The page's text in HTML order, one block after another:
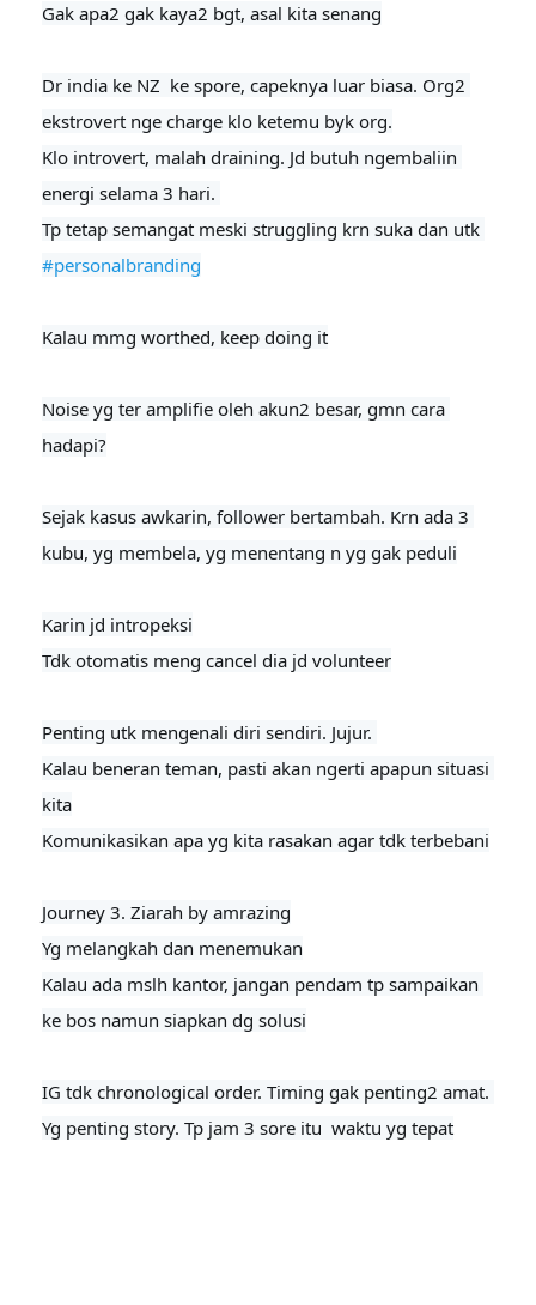
Gak apa2 gak kaya2 bgt, asal kita senang
Dr india ke NZ  ke spore, capeknya luar biasa. Org2
ekstrovert nge charge klo ketemu byk org.
Klo introvert, malah draining. Jd butuh ngembaliin
energi selama 3 hari.
#personalbranding
Kalau mmg worthed, keep doing it
Noise yg ter amplifie oleh akun2 besar, gmn cara
hadapi?
Sejak kasus awkarin, follower bertambah. Krn ada 3
kubu, yg membela, yg menentang n yg gak peduli
Karin jd intropeksi
Tdk otomatis meng cancel dia jd volunteer
Penting utk mengenali diri sendiri. Jujur.
Kalau beneran teman, pasti akan ngerti apapun situasi
kita
Komunikasikan apa yg kita rasakan agar tdk terbebani
Journey 3. Ziarah by amrazing
Yg melangkah dan menemukan
Kalau ada mslh kantor, jangan pendam tp sampaikan
ke bos namun siapkan dg solusi
IG tdk chronological order. Timing gak penting2 amat.
Yg penting story. Tp jam 3 sore itu  waktu yg tepat